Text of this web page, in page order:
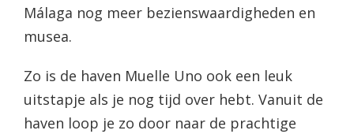
Málaga nog meer bezienswaardigheden en
musea.
Zo is de haven Muelle Uno ook een leuk
uitstapje als je nog tijd over hebt. Vanuit de
haven loop je zo door naar de prachtige